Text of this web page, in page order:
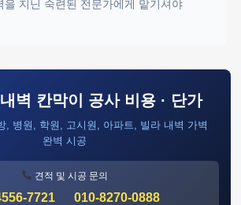
을 지닌 숙련된 전문가에게 맡기셔야
벽 칸막이 공사 비용 · 단가
, 병원, 학원, 고시원, 아파트, 빌라 내벽 가벽
완벽 시공
견적 및 시공 문의
7721 010-8270-0888